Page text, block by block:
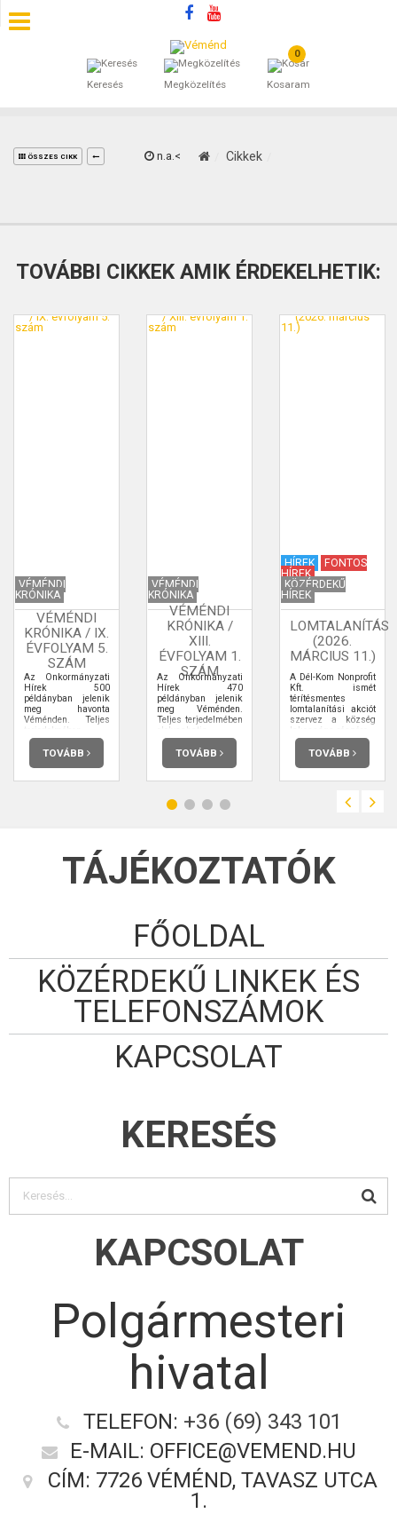
Keresés Megközelítés
0
Kosaram
SZÁLLÁSOK
ÁLTALÁNOS SZERZŐDÉSI FELTÉTELEK
ÖSSZES CIKK n.a.< Cikkek
TOVÁBBI CIKKEK AMIK ÉRDEKELHETIK:
VÉMÉNDI
KRÓNIKA
VÉMÉNDI
KRÓNIKA / IX.
ÉVFOLYAM 5.
SZÁM
Az Önkormányzati
Hírek 500
példányban jelenik
meg havonta
Véménden. Teljes
terjedelmében
elolvashatja.
TOVÁBB
VÉMÉNDI
KRÓNIKA
VÉMÉNDI
KRÓNIKA /
XIII.
ÉVFOLYAM 1.
SZÁM
Az Önkormányzati
Hírek 470
példányban jelenik
meg Véménden.
Teljes terjedelmében
elolvashatja.
TOVÁBB
HÍREK
FONTOS
HÍREK
KÖZÉRDEKŰ
HÍREK
LOMTALANÍTÁS
(2026.
MÁRCIUS 11.)
A Dél-Kom Nonprofit
Kft. ismét
térítésmentes
lomtalanítási akciót
szervez a község
lakossága részére.
TOVÁBB
TÁJÉKOZTATÓK
FŐOLDAL
KÖZÉRDEKŰ LINKEK ÉS
TELEFONSZÁMOK
KAPCSOLAT
KERESÉS
KAPCSOLAT
Polgármesteri
hivatal
TELEFON: +36 (69) 343 101
E-MAIL: OFFICE@VEMEND.HU
CÍM: 7726 VÉMÉND, TAVASZ UTCA
1.